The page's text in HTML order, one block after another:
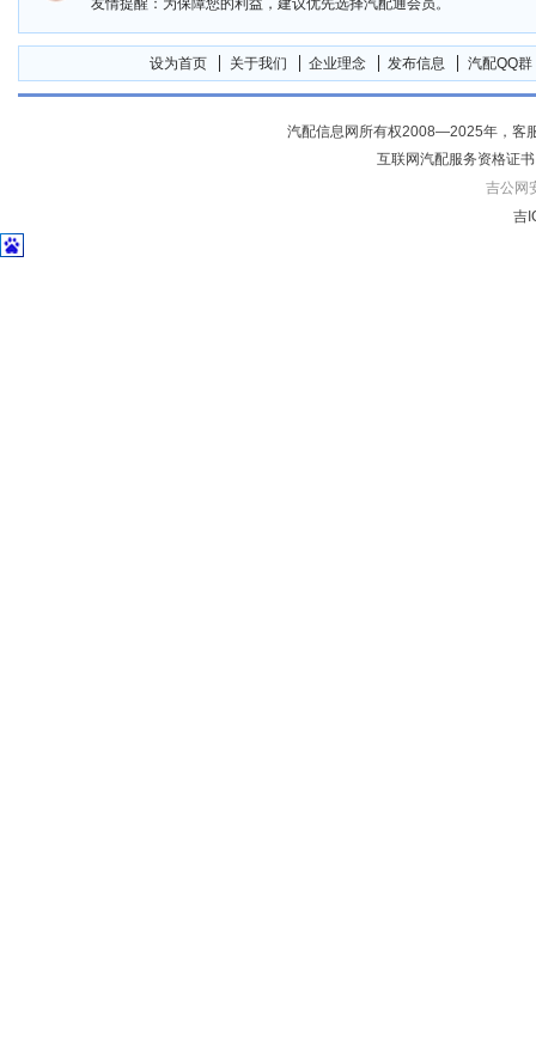
设为首页 关于我们 企业理念 发布信息 汽配QQ群
汽配信息网所有权2008—2025年，客
互联网汽配服务资格证
吉公网
吉